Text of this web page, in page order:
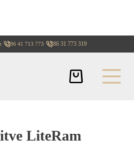
+386 41 713 773 +386 31 773 319
LiteRam